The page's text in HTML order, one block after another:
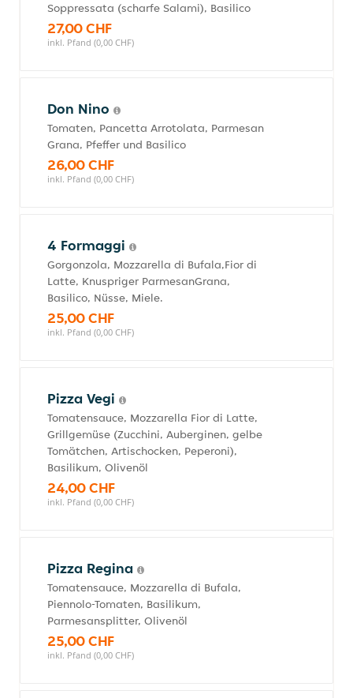
Soppressata (scharfe Salami), Basilico
27,00 CHF
inkl. Pfand (0,00 CHF)
Don Nino
Tomaten, Pancetta Arrotolata, Parmesan
Grana, Pfeffer und Basilico
26,00 CHF
inkl. Pfand (0,00 CHF)
4 Formaggi
Gorgonzola, Mozzarella di Bufala,Fior di
Latte, Knuspriger ParmesanGrana,
Basilico, Nüsse, Miele.
25,00 CHF
inkl. Pfand (0,00 CHF)
Pizza Vegi
Tomatensauce, Mozzarella Fior di Latte,
Grillgemüse (Zucchini, Auberginen, gelbe
Tomätchen, Artischocken, Peperoni),
Basilikum, Olivenöl
24,00 CHF
inkl. Pfand (0,00 CHF)
Pizza Regina
Tomatensauce, Mozzarella di Bufala,
Piennolo-Tomaten, Basilikum,
Parmesansplitter, Olivenöl
25,00 CHF
inkl. Pfand (0,00 CHF)